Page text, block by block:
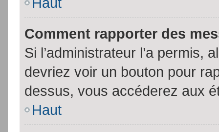
Comment rapporter des
Si l’administrateur l’a permis,
devriez voir un bouton pour
dessus, vous accéderez aux
Haut